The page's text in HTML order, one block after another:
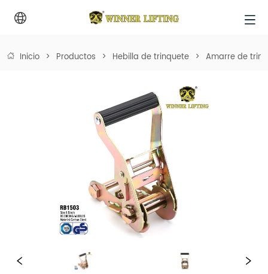
Inicio > Productos > Hebilla de trinquete > Amarre de